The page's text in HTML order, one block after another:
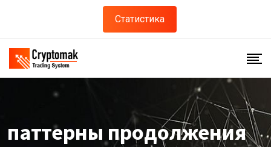
content
Статистика
паттерны продолжения